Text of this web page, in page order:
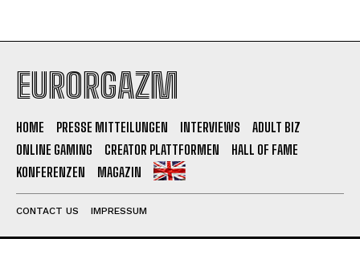
EURORGAZM
HOME PRESSE MITTEILUNGEN INTERVIEWS
ADULT BIZ
ONLINE GAMING
CREATOR PLATTFORMEN
HALL OF FAME
KONFERENZEN
MAGAZIN
CONTACT US IMPRESSUM